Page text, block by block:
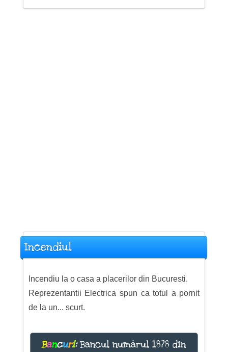
Incendiul
Incendiu la o casa a placerilor din Bucuresti.
Reprezentantii Electrica spun ca totul a pornit
de la un... scurt.
Bancuri:Bancul numărul 1878 din